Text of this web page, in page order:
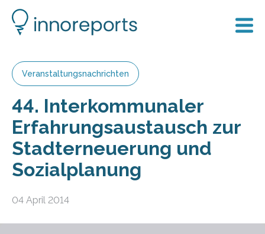
Veranstaltungsnachrichten
44. Interkommunaler
Erfahrungsaustausch zur
Stadterneuerung und
Sozialplanung
04 April 2014